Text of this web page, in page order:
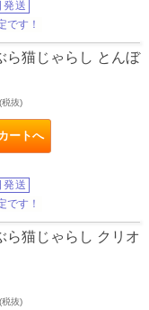
発送
です！
ら猫じゃらし とんぼ
(税抜)
ートへ
発送
です！
ら猫じゃらし クリオ
(税抜)